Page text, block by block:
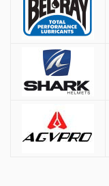
ΧS
S
M
L
XL
XXL
3XL
* Εξαιρούνται βαριά/
γίνεται βάσει βάρους
Τρόποι Πληρωμής
PayPal